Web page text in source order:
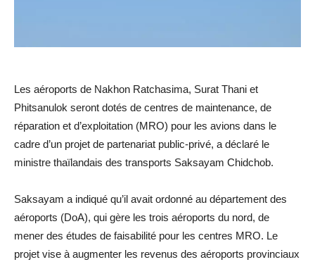
Les aéroports de Nakhon Ratchasima, Surat Thani et
Phitsanulok seront dotés de centres de maintenance, de
réparation et d’exploitation (MRO) pour les avions dans le
cadre d’un projet de partenariat public-privé, a déclaré le
ministre thaïlandais des transports Saksayam Chidchob.
Saksayam a indiqué qu’il avait ordonné au département des
aéroports (DoA), qui gère les trois aéroports du nord, de
mener des études de faisabilité pour les centres MRO. Le
projet vise à augmenter les revenus des aéroports provinciaux